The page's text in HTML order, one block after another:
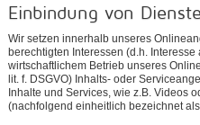
Einbindung von
Wir setzen innerhalb unseres
berechtigten Interessen (d.h.
wirtschaftlichem Betrieb unseres
lit. f. DSGVO) Inhalts- oder
Inhalte und Services, wie z.B. Videos
(nachfolgend einheitlich bezeichnet als